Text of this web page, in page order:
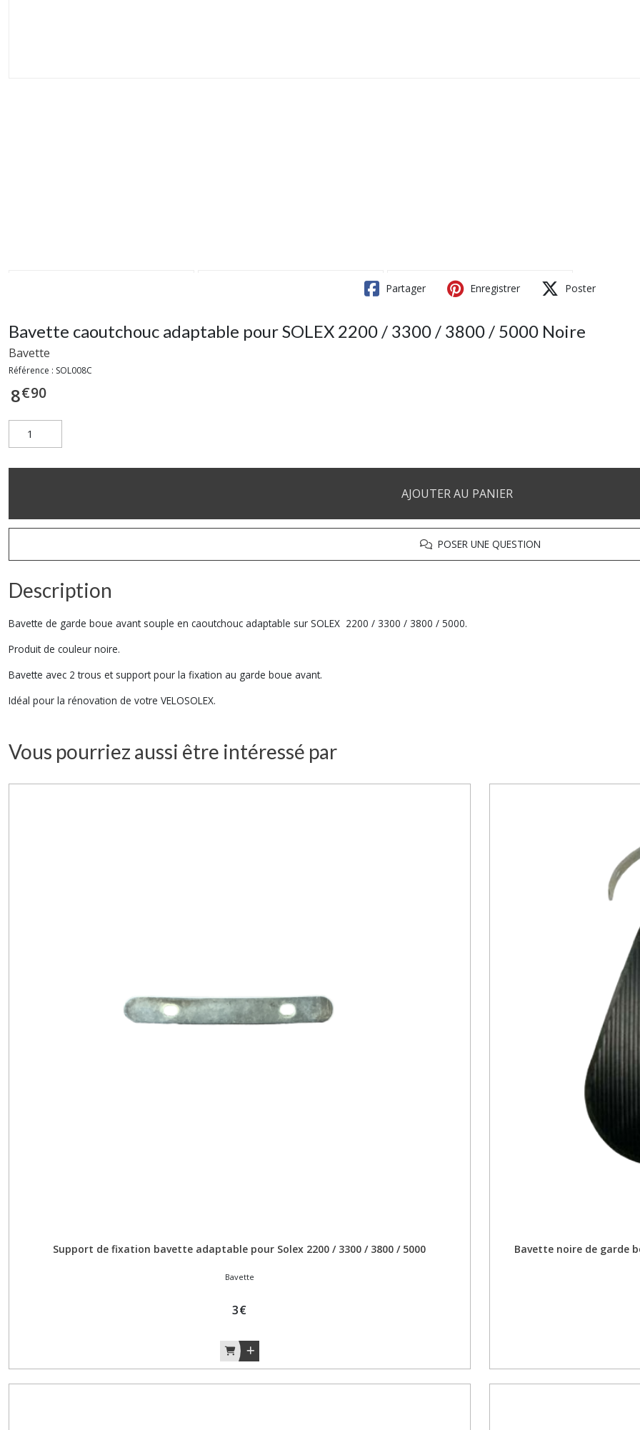
Partager Enregistrer Poster
Bavette caoutchouc adaptable pour SOLEX 2200 / 3300 / 3800 / 5000 Noire
Bavette
Référence : SOL008C
8€90
AJOUTER AU PANIER
POSER UNE QUESTION
Description
Bavette de garde boue avant souple en caoutchouc adaptable sur SOLEX 2200 / 3300 / 3800 / 5000.
Produit de couleur noire.
Bavette avec 2 trous et support pour la fixation au garde boue avant.
Idéal pour la rénovation de votre VELOSOLEX.
Vous pourriez aussi être intéressé par
Support de fixation bavette adaptable pour Solex 2200 / 3300 / 3800 / 5000
Bavette
3€
Bavette noire de garde